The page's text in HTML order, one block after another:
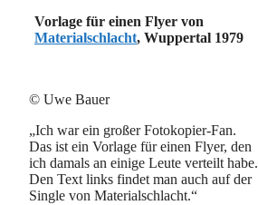
Vorlage für einen Flyer von
Materialschlacht, Wuppertal 1979
© Uwe Bauer
„Ich war ein großer Fotokopier-Fan.
Das ist ein Vorlage für einen Flyer, den
ich damals an einige Leute verteilt habe.
Den Text links findet man auch auf der
Single von Materialschlacht.“